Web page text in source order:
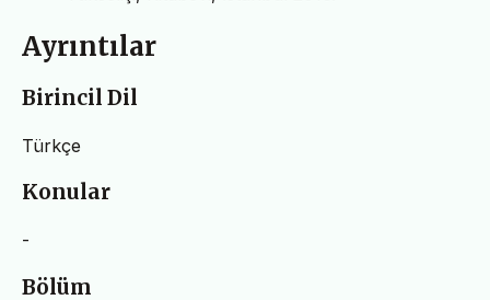
Ayrıntılar
Birincil Dil
Türkçe
Konular
-
Bölüm